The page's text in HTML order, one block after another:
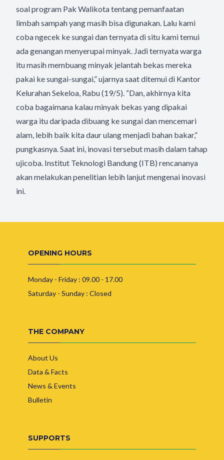
soal program Pak Walikota tentang pemanfaatan
limbah sampah yang masih bisa digunakan. Lalu kami
coba ngecek ke sungai dan ternyata di situ kami temui
ada genangan menyerupai minyak. Jadi ternyata warga
itu masih membuang minyak jelantah bekas mereka
pakai ke sungai-sungai,” ujarnya saat ditemui di Kantor
Kelurahan Sekeloa, Rabu (19/5). “Dan, akhirnya kita
coba bagaimana kalau minyak bekas yang dipakai
warga itu daripada dibuang ke sungai dan mencemari
alam, lebih baik kita daur ulang menjadi bahan bakar,”
pungkasnya. Saat ini, inovasi tersebut masih dalam tahap
ujicoba. Institut Teknologi Bandung (ITB) rencananya
akan melakukan penelitian lebih lanjut mengenai inovasi
ini.
OPENING HOURS
Monday - Friday : 09.00 - 17.00
Saturday - Sunday : Closed
THE COMPANY
About Us
Data & Facts
News & Events
Bulletin
SUPPORTS